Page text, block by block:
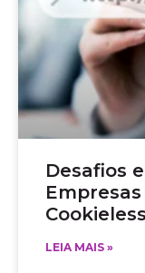
Desafios
LEIA MAIS »